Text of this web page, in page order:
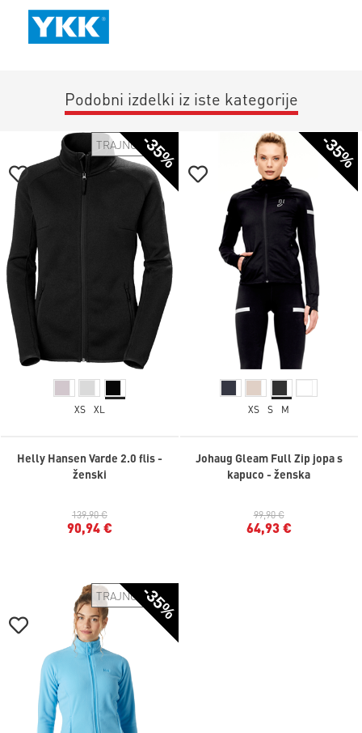
Podobni izdelki iz iste kategorije
-35%
TRAJNOSTNO
XS XL
Helly Hansen Varde 2.0 flis -
ženski
139,90 €
90,94 €
-35%
XS S M
Johaug Gleam Full Zip jopa s
kapuco - ženska
99,90 €
64,93 €
-35%
TRAJNOSTNO